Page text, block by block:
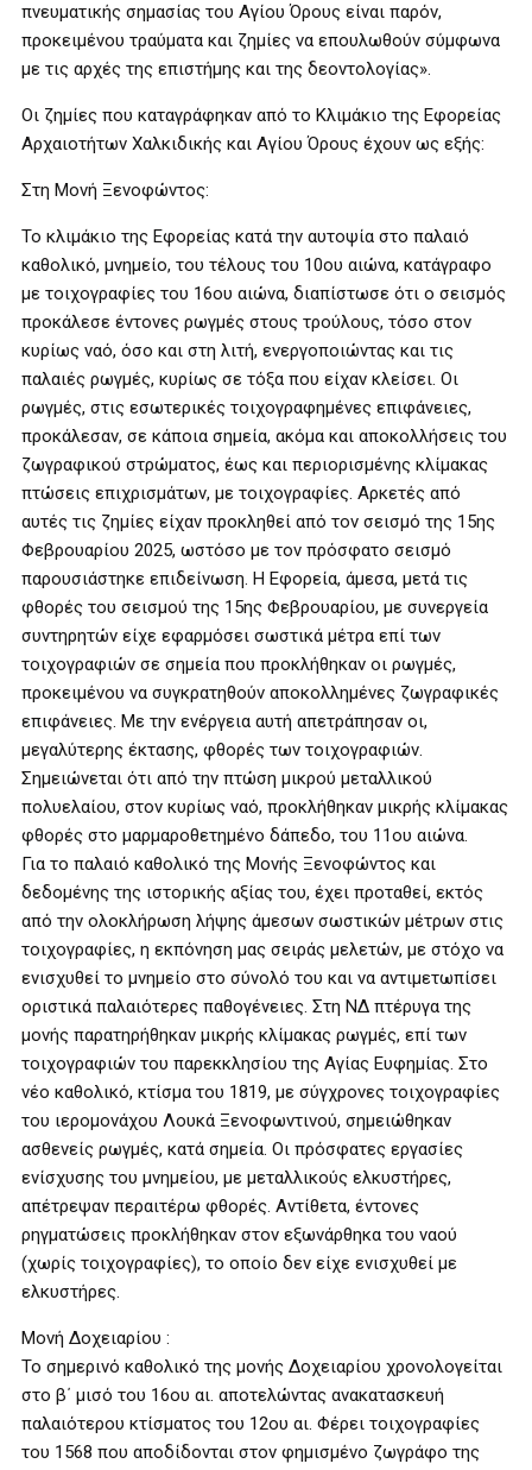
πνευματικής σημασίας του Αγίου Όρους είναι παρόν,
προκειμένου τραύματα και ζημίες να επουλωθούν σύμφωνα
με τις αρχές της επιστήμης και της δεοντολογίας».
Οι ζημίες που καταγράφηκαν από το Κλιμάκιο της Εφορείας
Αρχαιοτήτων Χαλκιδικής και Αγίου Όρους έχουν ως εξής:
Στη Μονή Ξενοφώντος:
Το κλιμάκιο της Εφορείας κατά την αυτοψία στο παλαιό
καθολικό, μνημείο, του τέλους του 10ου αιώνα, κατάγραφο
με τοιχογραφίες του 16ου αιώνα, διαπίστωσε ότι ο σεισμός
προκάλεσε έντονες ρωγμές στους τρούλους, τόσο στον
κυρίως ναό, όσο και στη λιτή, ενεργοποιώντας και τις
παλαιές ρωγμές, κυρίως σε τόξα που είχαν κλείσει. Οι
ρωγμές, στις εσωτερικές τοιχογραφημένες επιφάνειες,
προκάλεσαν, σε κάποια σημεία, ακόμα και αποκολλήσεις του
ζωγραφικού στρώματος, έως και περιορισμένης κλίμακας
πτώσεις επιχρισμάτων, με τοιχογραφίες. Αρκετές από
αυτές τις ζημίες είχαν προκληθεί από τον σεισμό της 15ης
Φεβρουαρίου 2025, ωστόσο με τον πρόσφατο σεισμό
παρουσιάστηκε επιδείνωση. Η Εφορεία, άμεσα, μετά τις
φθορές του σεισμού της 15ης Φεβρουαρίου, με συνεργεία
συντηρητών είχε εφαρμόσει σωστικά μέτρα επί των
τοιχογραφιών σε σημεία που προκλήθηκαν οι ρωγμές,
προκειμένου να συγκρατηθούν αποκολλημένες ζωγραφικές
επιφάνειες. Με την ενέργεια αυτή απετράπησαν οι,
μεγαλύτερης έκτασης, φθορές των τοιχογραφιών.
Σημειώνεται ότι από την πτώση μικρού μεταλλικού
πολυελαίου, στον κυρίως ναό, προκλήθηκαν μικρής κλίμακας
φθορές στο μαρμαροθετημένο δάπεδο, του 11ου αιώνα.
Για το παλαιό καθολικό της Μονής Ξενοφώντος και
δεδομένης της ιστορικής αξίας του, έχει προταθεί, εκτός
από την ολοκλήρωση λήψης άμεσων σωστικών μέτρων στις
τοιχογραφίες, η εκπόνηση μας σειράς μελετών, με στόχο να
ενισχυθεί το μνημείο στο σύνολό του και να αντιμετωπίσει
οριστικά παλαιότερες παθογένειες. Στη ΝΔ πτέρυγα της
μονής παρατηρήθηκαν μικρής κλίμακας ρωγμές, επί των
τοιχογραφιών του παρεκκλησίου της Αγίας Ευφημίας. Στο
νέο καθολικό, κτίσμα του 1819, με σύγχρονες τοιχογραφίες
του ιερομονάχου Λουκά Ξενοφωντινού, σημειώθηκαν
ασθενείς ρωγμές, κατά σημεία. Οι πρόσφατες εργασίες
ενίσχυσης του μνημείου, με μεταλλικούς ελκυστήρες,
απέτρεψαν περαιτέρω φθορές. Αντίθετα, έντονες
ρηγματώσεις προκλήθηκαν στον εξωνάρθηκα του ναού
(χωρίς τοιχογραφίες), το οποίο δεν είχε ενισχυθεί με
ελκυστήρες.
Μονή Δοχειαρίου :
Το σημερινό καθολικό της μονής Δοχειαρίου χρονολογείται
στο β΄ μισό του 16ου αι. αποτελώντας ανακατασκευή
παλαιότερου κτίσματος του 12ου αι. Φέρει τοιχογραφίες
του 1568 που αποδίδονται στον φημισμένο ζωγράφο της